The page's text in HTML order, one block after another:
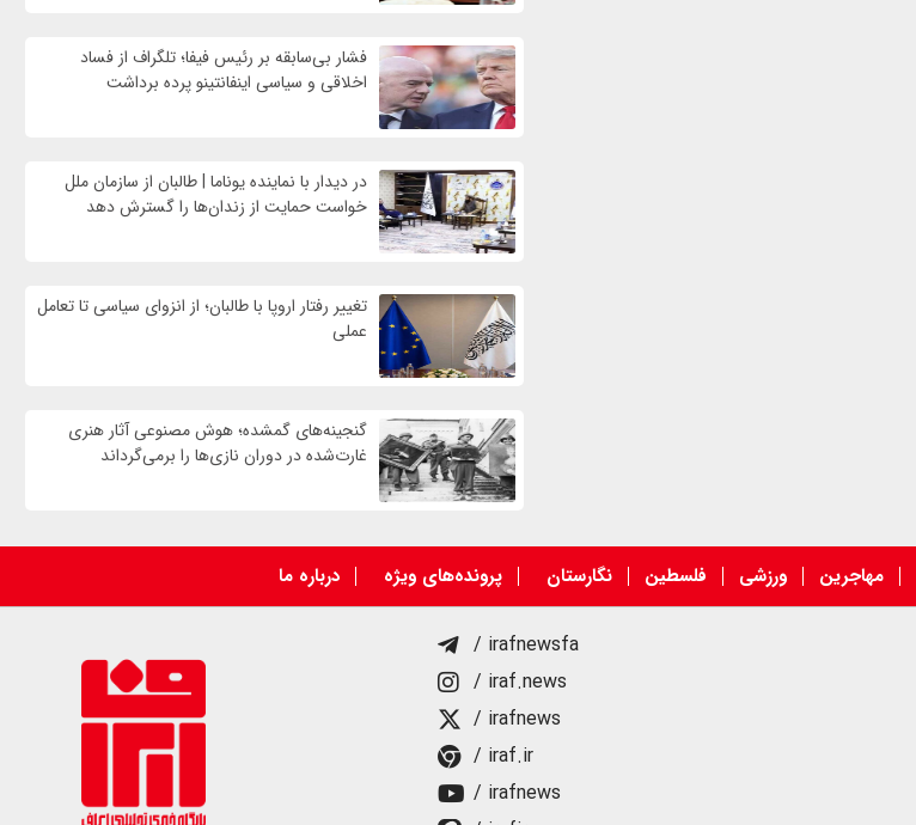
فشار بی‌سابقه بر رئیس فیفا؛ تلگراف از فساد
اخلاقی و سیاسی اینفانتینو پرده برداشت
در دیدار با نماینده یوناما | طالبان از سازمان ملل
خواست حمایت از زندان‌ها را گسترش دهد
تغییر رفتار اروپا با طالبان؛ از انزوای سیاسی تا تعامل
عملی
گنجینه‌های گمشده؛ هوش مصنوعی آثار هنری
غارت‌شده در دوران نازی‌ها را برمی‌گرداند
مهاجرین ورزشی فلسطین نگارستان پرونده‌های ویژه درباره ما
/ irafnewsfa
/ iraf.news
/ irafnews
/ iraf.ir
/ irafnews